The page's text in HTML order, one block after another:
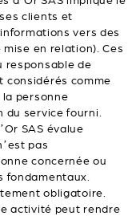
clients et
vers des
en relation). Ces
responsable de
considérés comme
personne
du service fourni.
SAS évalue
pas
concernée ou
fondamentaux.
obligatoire.
activité peut rendre